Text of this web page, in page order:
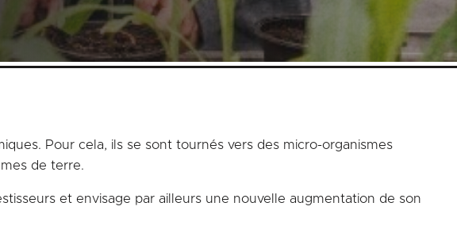
Pour cela, ils se sont tournés vers des micro-organismes
de terre.
et envisage par ailleurs une nouvelle augmentation de son